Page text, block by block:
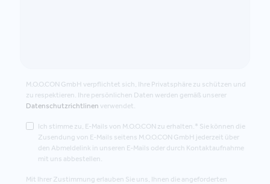
M.O.O.CON GmbH verpflichtet sich, Ihre Privatsphäre zu schützen und
zu respektieren. Ihre persönlichen Daten werden gemäß unserer
Datenschutzrichtlinen verwendet.
Ich stimme zu, E-Mails von M.O.O.CON zu erhalten.* Sie können die
Zusendung von E-Mails seitens M.O.O.CON GmbH jederzeit über
den Abmeldelink in unseren E-Mails oder durch Kontaktaufnahme
mit uns abbestellen.
Mit Ihrer Zustimmung erlauben Sie uns, Ihnen die angeforderten